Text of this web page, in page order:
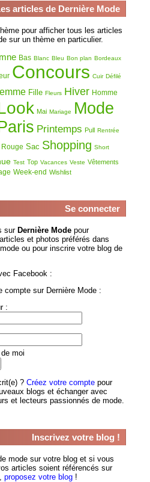
articles de Dernière Mode
pour afficher tous les articles
sur un thème en particulier.
Bas Blanc Bleu Bon plan Bordeaux
Concours Cuir Défilé
Fille Fleurs Hiver Homme
Mai Mariage Mode
Printemps Pull Rentrée
Rouge Sac Shopping Short
Test Top Vacances Veste Vêtements
Week-end Wishlist
Se connecter
sur Dernière Modepour
et photos préférés dans
ou pour inscrire votre blog de
Facebook :
compte sur Dernière Mode :
:
moi
? Créez votre comptepour
blogs et échanger avec
et lecteurs passionnés de mode.
Inscrivez votre blog !
mode sur votre blog et si vous
articles soient référencés sur
proposez votre blog!